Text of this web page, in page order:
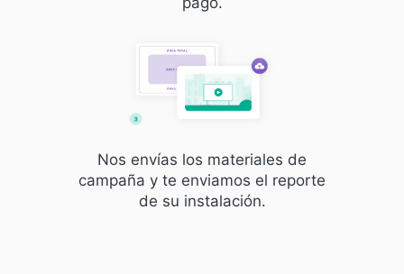
Nos envías los materiales de
campaña y te enviamos el reporte
de su instalación.